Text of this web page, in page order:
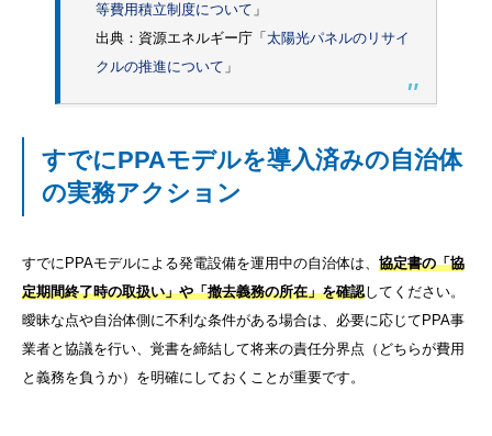
等費⽤積⽴制度について 」
出典：資源エネルギー庁「 太陽光パネルのリサイ
クルの推進について 」
すでにPPAモデルを導入済みの自治体
の実務アクション
すでにPPAモデルによる発電設備を運用中の自治体は、 協定書の「協
定期間終了時の取扱い」や「撤去義務の所在」を確認してください。
曖昧な点や自治体側に不利な条件がある場合は、必要に応じてPPA事
業者と協議を行い、覚書を締結して将来の責任分界点（どちらが費用
と義務を負うか）を明確にしておくことが重要です。